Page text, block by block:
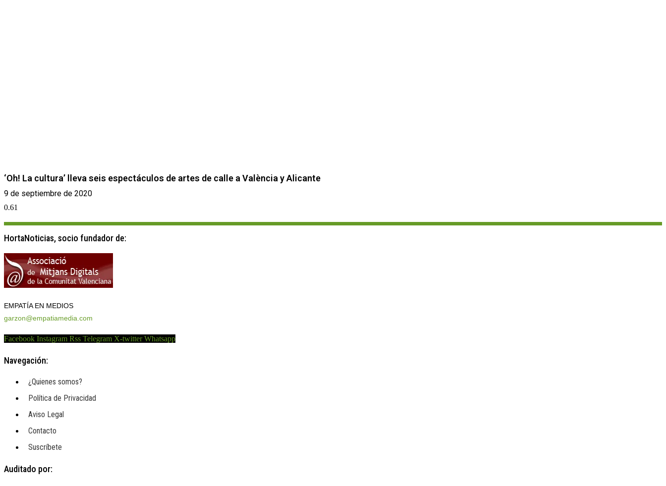
‘Oh! La cultura’ lleva seis espectáculos de artes de calle a València y Alicante
9 de septiembre de 2020
HortaNoticias, socio fundador de:
EMPATÍA EN MEDIOS
garzon@empatiamedia.com
Facebook Instagram Rss Telegram X-twitter Whatsapp
Navegación:
¿Quienes somos?
Política de Privacidad
Aviso Legal
Contacto
Suscríbete
Auditado por: